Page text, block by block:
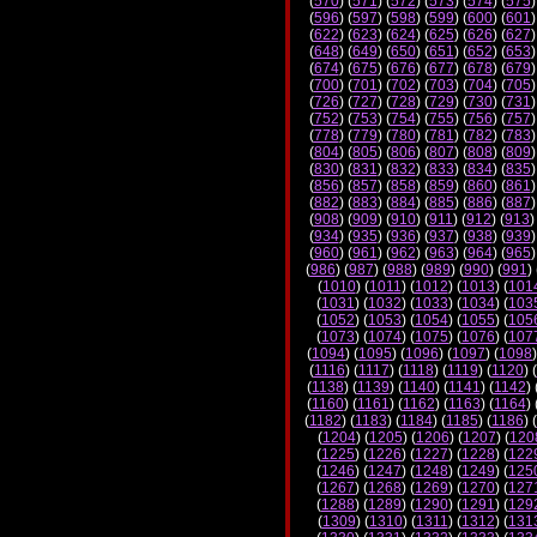
(596) (597) (598) (599) (600) (601
(622) (623) (624) (625) (626) (627
(648) (649) (650) (651) (652) (653
(674) (675) (676) (677) (678) (679
(700) (701) (702) (703) (704) (705
(726) (727) (728) (729) (730) (731
(752) (753) (754) (755) (756) (757
(778) (779) (780) (781) (782) (783
(804) (805) (806) (807) (808) (809
(830) (831) (832) (833) (834) (835
(856) (857) (858) (859) (860) (861
(882) (883) (884) (885) (886) (887
(908) (909) (910) (911) (912) (913)
(934) (935) (936) (937) (938) (939
(960) (961) (962) (963) (964) (965
(986) (987) (988) (989) (990) (991)
(1010) (1011) (1012) (1013) (
(1031) (1032) (1033) (1034) (
(1052) (1053) (1054) (1055) (
(1073) (1074) (1075) (1076) (
(1094) (1095) (1096) (1097) (1098
(1116) (1117) (1118) (1119) (1120) (
(1138) (1139) (1140) (1141) (1142)
(1160) (1161) (1162) (1163) (1164)
(1182) (1183) (1184) (1185) (1186) (
(1204) (1205) (1206) (1207) (
(1225) (1226) (1227) (1228) (
(1246) (1247) (1248) (1249) (
(1267) (1268) (1269) (1270) (
(1288) (1289) (1290) (1291) (
(1309) (1310) (1311) (1312) (